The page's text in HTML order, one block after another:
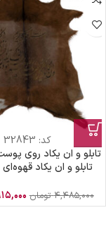
کد: 32843
تابلو و ان یکاد روی
تابلو و ان یکاد قهوه‌ای
۴,۴۸۵,۰۰۰ تومان